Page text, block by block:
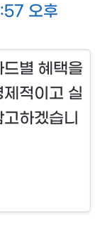
오후
별 혜택을
적이고 실
하겠습니